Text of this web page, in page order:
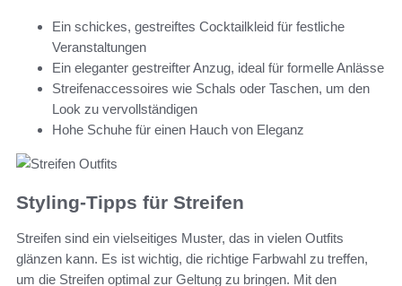
Ein schickes, gestreiftes Cocktailkleid für festliche
Veranstaltungen
Ein eleganter gestreifter Anzug, ideal für formelle Anlässe
Streifenaccessoires wie Schals oder Taschen, um den
Look zu vervollständigen
Hohe Schuhe für einen Hauch von Eleganz
Styling-Tipps für Streifen
Streifen sind ein vielseitiges Muster, das in vielen Outfits
glänzen kann. Es ist wichtig, die richtige Farbwahl zu treffen,
um die Streifen optimal zur Geltung zu bringen. Mit den